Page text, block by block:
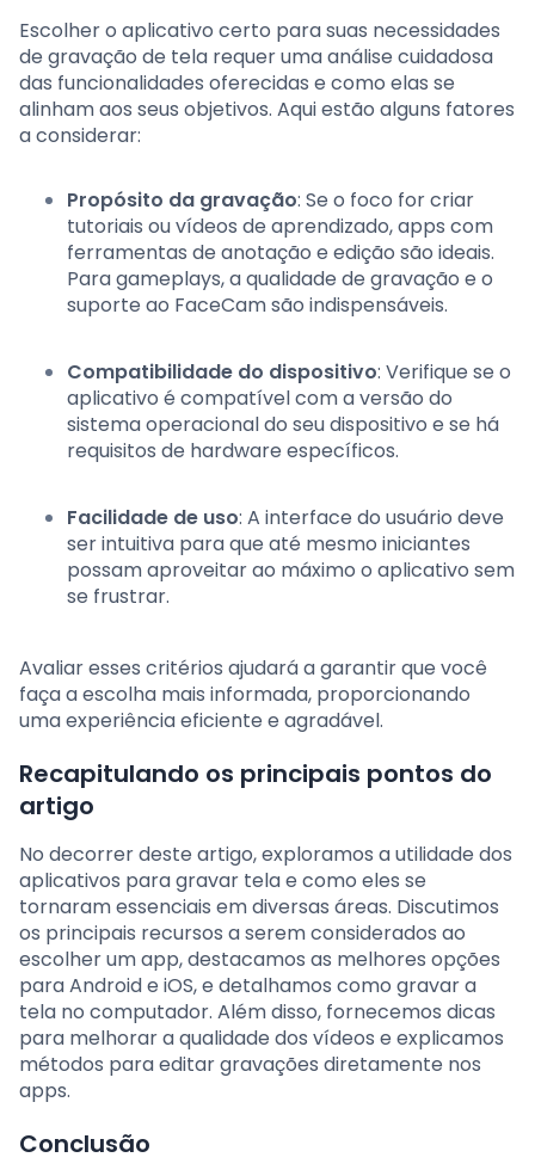
Escolher o aplicativo certo para suas necessidades
de gravação de tela requer uma análise cuidadosa
das funcionalidades oferecidas e como elas se
alinham aos seus objetivos. Aqui estão alguns fatores
a considerar:
Propósito da gravação: Se o foco for criar
tutoriais ou vídeos de aprendizado, apps com
ferramentas de anotação e edição são ideais.
Para gameplays, a qualidade de gravação e o
suporte ao FaceCam são indispensáveis.
Compatibilidade do dispositivo: Verifique se o
aplicativo é compatível com a versão do
sistema operacional do seu dispositivo e se há
requisitos de hardware específicos.
Facilidade de uso: A interface do usuário deve
ser intuitiva para que até mesmo iniciantes
possam aproveitar ao máximo o aplicativo sem
se frustrar.
Avaliar esses critérios ajudará a garantir que você
faça a escolha mais informada, proporcionando
uma experiência eficiente e agradável.
Recapitulando os principais pontos do
artigo
No decorrer deste artigo, exploramos a utilidade dos
aplicativos para gravar tela e como eles se
tornaram essenciais em diversas áreas. Discutimos
os principais recursos a serem considerados ao
escolher um app, destacamos as melhores opções
para Android e iOS, e detalhamos como gravar a
tela no computador. Além disso, fornecemos dicas
para melhorar a qualidade dos vídeos e explicamos
métodos para editar gravações diretamente nos
apps.
Conclusão